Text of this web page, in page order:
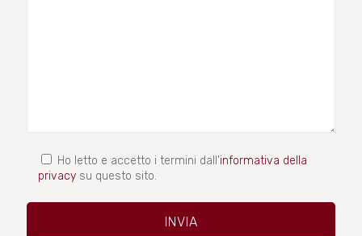
Ho letto e accetto i termini dall'informativa della
privacy su questo sito.